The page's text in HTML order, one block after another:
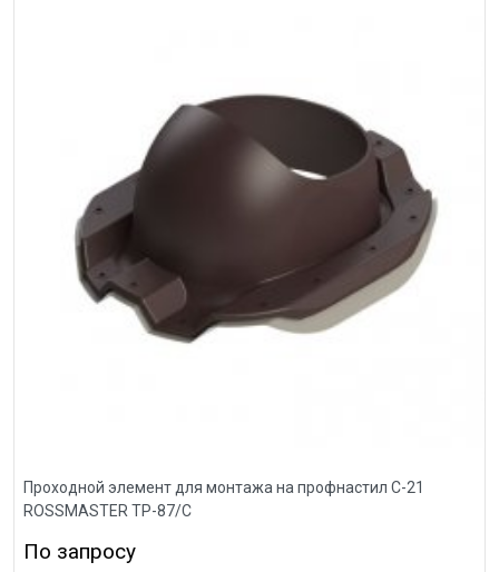
Проходной элемент для монтажа на профнастил С-21
ROSSMASTER ТР-87/С
По запросу